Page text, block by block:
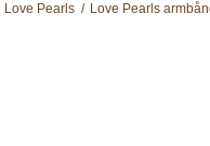
Love Pearls / Love Pearls